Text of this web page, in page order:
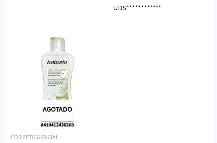
UDS************
AGOTADO
COSMETICA FACIAL